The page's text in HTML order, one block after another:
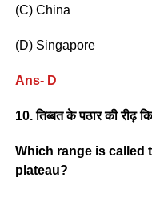
(C) China
(D) Singapore
Ans- D
10. तिब्बत के पठार की रीढ़
Which range is called
plateau?